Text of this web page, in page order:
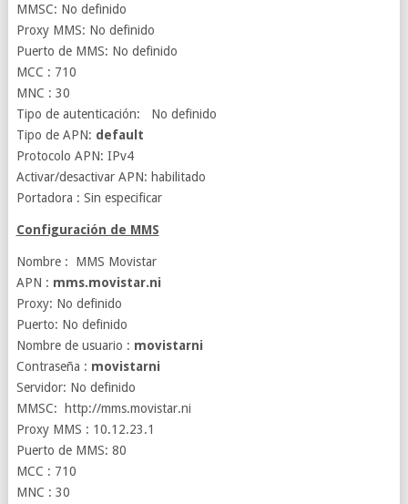
MMSC: No definido
Proxy MMS: No definido
Puerto de MMS: No definido
MCC : 710
MNC : 30
Tipo de autenticación: No definido
Tipo de APN: default
Protocolo APN: IPv4
Activar/desactivar APN: habilitado
Portadora : Sin especificar
Configuración de MMS
Nombre : MMS Movistar
APN : mms.movistar.ni
Proxy: No definido
Puerto: No definido
Nombre de usuario : movistarni
Contraseña : movistarni
Servidor: No definido
MMSC: http://mms.movistar.ni
Proxy MMS : 10.12.23.1
Puerto de MMS: 80
MCC : 710
MNC : 30